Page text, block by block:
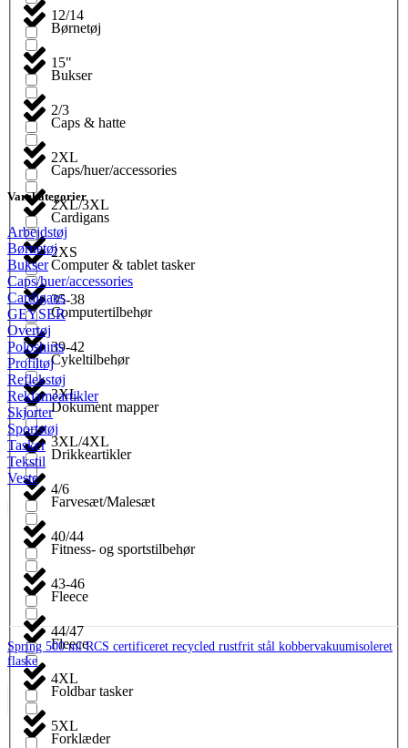
Børnetøj
Bukser
Caps & hatte
Caps/huer/accessories
Cardigans
Computer & tablet tasker
Computertilbehør
Cykeltilbehør
Dokument mapper
Drikkeartikler
Farvesæt/Malesæt
Fitness- og sportstilbehør
Fleece
Fleece
Foldbar tasker
Forklæder
12/14
15"
2/3
2XL
2XL/3XL
2XS
35-38
39-42
3XL
3XL/4XL
4/6
40/44
43-46
44/47
4XL
5XL
Varekategorier
Arbejdstøj
Børnetøj
Bukser
Caps/huer/accessories
Cardigans
GEYSER
Overtøj
Poloshirts
Profiltøj
Reflekstøj
Reklameartikler
Skjorter
Sportstøj
Tasker
Tekstil
Veste
Spring 500 ml RCS certificeret recycled rustfrit stål kobbervakuumisoleret
flaske